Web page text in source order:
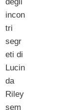
incon
tri
segr
eti di
Lucin
da
Riley
sem